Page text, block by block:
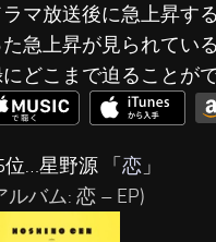
ラマ放送後に急上昇す
た急上昇が見られてい
どこまで迫ることが
位…星野源 「 恋 」
ルバム: 恋 – EP)